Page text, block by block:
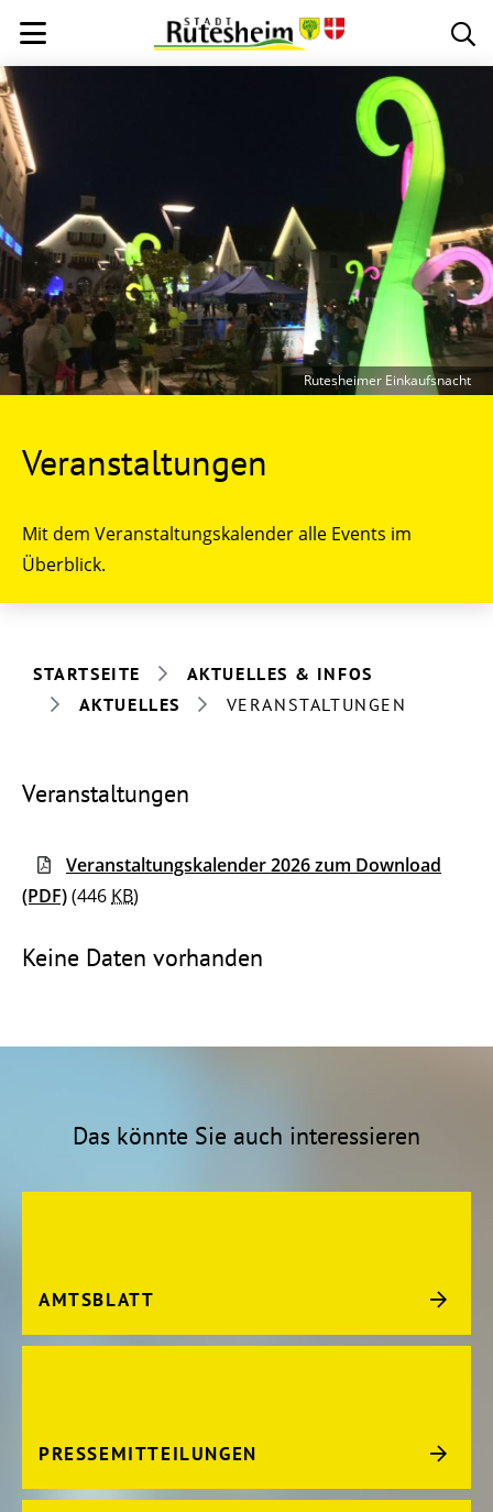
Veranstaltungen
Mit dem Veranstaltungskalender alle Events im
Überblick.
Rutesheimer Einkaufsnacht
STARTSEITE
AKTUELLES & INFOS
AKTUELLES
VERANSTALTUNGEN
Veranstaltungen
Veranstaltungskalender 2026 zum Download
(PDF)(446 KB)
Keine Daten vorhanden
Das könnte Sie auch interessieren
AMTSBLATT
PRESSEMITTEILUNGEN